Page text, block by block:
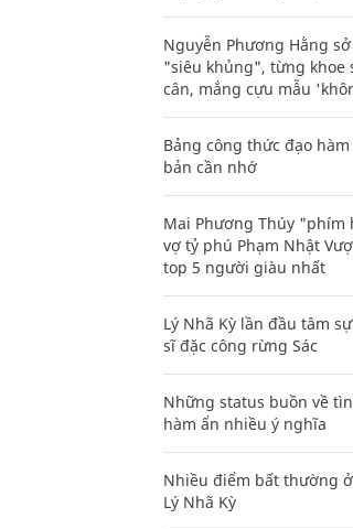
Nguyễn Phương Hằng
"siêu khủng", từng khoe
cân, mắng cựu mẫu
Bảng công thức đạo
bản cần nhớ
Mai Phương Thúy "phím
vợ tỷ phú Phạm Nhật
top 5 người giàu nhất
Lý Nhã Kỳ lần đầu tâm
sĩ đặc công rừng Sác
Những status buồn về
hàm ẩn nhiều ý nghĩa
Nhiều điểm bất thường
Lý Nhã Kỳ